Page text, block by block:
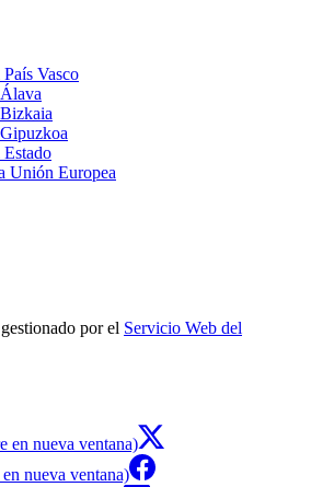
Vasco
Unión Europea
por el Servicio Web del
en nueva ventana)
nueva ventana)